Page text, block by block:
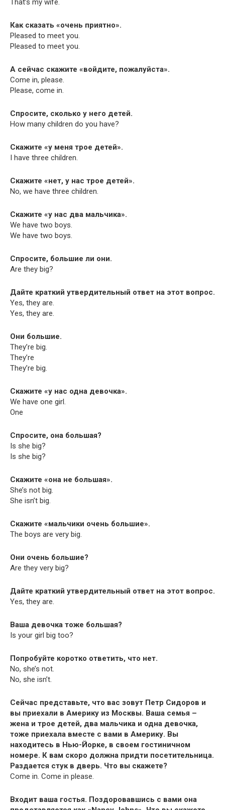
That’s my wife.
Как сказать «очень приятно».
Pleased to meet you.
Pleased to meet you.
А сейчас скажите «войдите, пожалуйста».
Come in, please.
Please, come in.
Спросите, сколько у него детей.
How many chil­dren do you have?
Скажите «у меня трое детей».
I have three children.
Скажите «нет, у нас трое детей».
No, we have three children.
Скажите «у нас два мальчика».
We have two boys.
We have two boys.
Спросите, большие ли они.
Are they big?
Дайте краткий утвердительный ответ на этот вопрос.
Yes, they are.
Yes, they are.
Они большие.
They’re big.
They’re
They’re big.
Скажите «у нас одна девочка».
We have one girl.
One
Спросите, она большая?
Is she big?
Is she big?
Скажите «она не большая».
She’s not big.
She isn’t big.
Скажите «мальчики очень большие».
The boys are very big.
Они очень большие?
Are they very big?
Дайте краткий утвердительный ответ на этот вопрос.
Yes, they are.
Ваша девочка тоже большая?
Is your girl big too?
Попробуйте коротко ответить, что нет.
No, she’s not.
No, she isn’t.
Сейчас представьте, что вас зовут Петр Сидоров и
вы приехали в Америку из Москвы. Ваша семья –
жена и трое детей, два мальчика и одна девочка,
тоже приехала вместе с вами в Америку. Вы
находитесь в Нью-Йорке, в своем гостиничном
номере. К вам скоро должна придти посетительница.
Раздается стук в дверь. Что вы скажете?
Come in. Come in please.
Входит ваша гостья. Поздоровавшись с вами она